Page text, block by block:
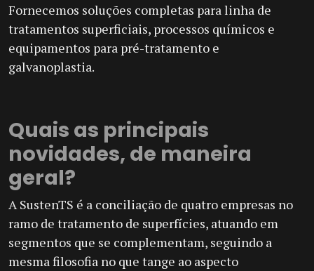
Fornecemos soluções completas para linha de
tratamentos superficiais, processos químicos e
equipamentos para pré-tratamento e
galvanoplastia.
Quais as principais
novidades, de maneira
geral?
A SustenTS é a conciliação de quatro empresas no
ramo de tratamento de superfícies, atuando em
segmentos que se complementam, seguindo a
mesma filosofia no que tange ao aspecto